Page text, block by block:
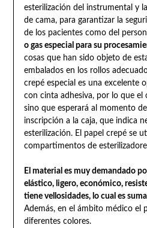
esterilización del instrumental y
de cama, para garantizar la
de los pacientes como del
o gas especial para su
cosas que han sido objeto de
embalados en los rollos
crepé especial es una excelente
con cinta adhesiva, por lo que el
sino que esperará al momento
inscripción a la caja, que indica
esterilización. El papel crepé se
compartimentos de
El material es muy demandado
elástico, ligero, económico,
tiene vellosidades, lo cual es
Además, en el ámbito médico el
diferentes colores.